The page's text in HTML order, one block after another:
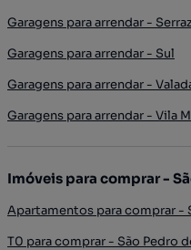
Garagens para arrendar -
Garagens para arrendar - Sul
Garagens para arrendar -
Garagens para arrendar - Vila
Imóveis para comprar -
Apartamentos para comprar -
T0 para comprar - São Pedro